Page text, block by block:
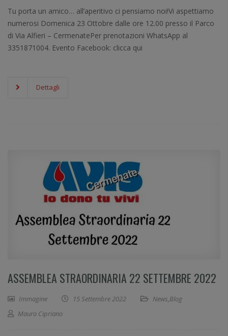
Tu porta un amico… all’aperitivo ci pensiamo noi!Vi aspettiamo
numerosi Domenica 23 Ottobre dalle ore 12.00 presso il Parco
di Via Alfieri – CermenatePer prenotazioni WhatsApp al
3351871004. Evento Facebook: clicca qui
Dettagli
ASSEMBLEA STRAORDINARIA 22 SETTEMBRE 2022
Immagine 15 Settembre 2022 News,Blog
Mauro Cipriano